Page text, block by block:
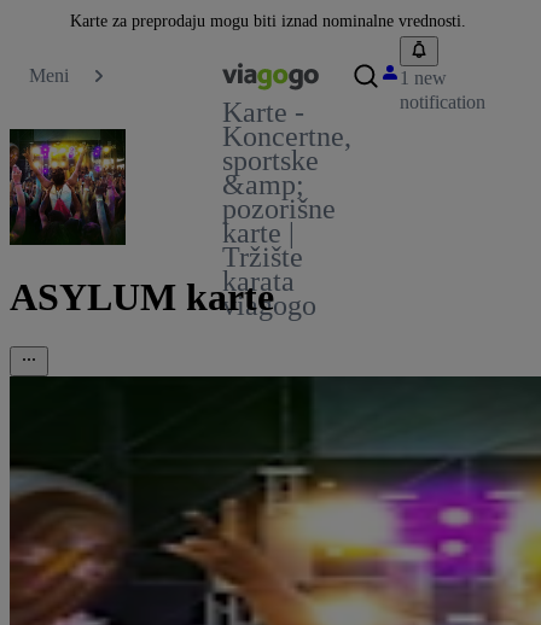
Karte za preprodaju mogu biti iznad nominalne vrednosti.
Meni
Karte -
Koncertne,
sportske
&amp;
pozorišne
karte |
Tržište
karata
viagogo
1 new
notification
ASYLUM karte